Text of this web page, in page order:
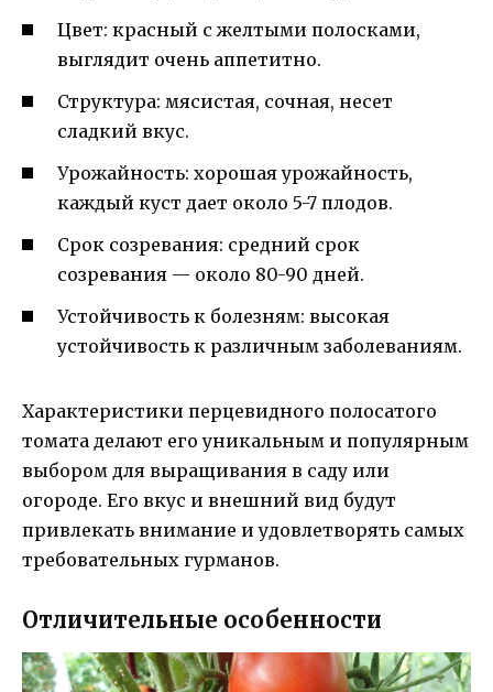
Цвет: красный с желтыми полосками,
выглядит очень аппетитно.
Структура: мясистая, сочная, несет
сладкий вкус.
Урожайность: хорошая урожайность,
каждый куст дает около 5-7 плодов.
Срок созревания: средний срок
созревания — около 80-90 дней.
Устойчивость к болезням: высокая
устойчивость к различным заболеваниям.
Характеристики перцевидного полосатого
томата делают его уникальным и популярным
выбором для выращивания в саду или
огороде. Его вкус и внешний вид будут
привлекать внимание и удовлетворять самых
требовательных гурманов.
Отличительные особенности